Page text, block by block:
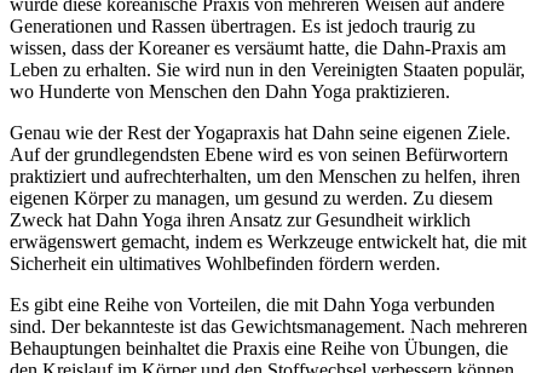
wurde diese koreanische Praxis von mehreren Weisen auf andere
Generationen und Rassen übertragen. Es ist jedoch traurig zu
wissen, dass der Koreaner es versäumt hatte, die Dahn-Praxis am
Leben zu erhalten. Sie wird nun in den Vereinigten Staaten populär,
wo Hunderte von Menschen den Dahn Yoga praktizieren.
Genau wie der Rest der Yogapraxis hat Dahn seine eigenen Ziele.
Auf der grundlegendsten Ebene wird es von seinen Befürwortern
praktiziert und aufrechterhalten, um den Menschen zu helfen, ihren
eigenen Körper zu managen, um gesund zu werden. Zu diesem
Zweck hat Dahn Yoga ihren Ansatz zur Gesundheit wirklich
erwägenswert gemacht, indem es Werkzeuge entwickelt hat, die mit
Sicherheit ein ultimatives Wohlbefinden fördern werden.
Es gibt eine Reihe von Vorteilen, die mit Dahn Yoga verbunden
sind. Der bekannteste ist das Gewichtsmanagement. Nach mehreren
Behauptungen beinhaltet die Praxis eine Reihe von Übungen, die